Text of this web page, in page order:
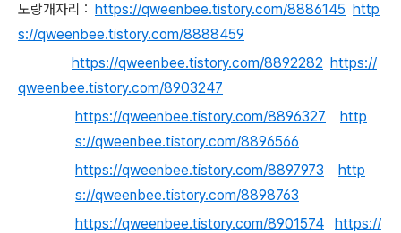
노랑개자리 : https://qweenbee.tistory.com/8886145 http
s://qweenbee.tistory.com/8888459
https://qweenbee.tistory.com/8892282 https://
qweenbee.tistory.com/8903247
https://qweenbee.tistory.com/8896327
http
s://qweenbee.tistory.com/8896566
https://qweenbee.tistory.com/8897973
http
s://qweenbee.tistory.com/8898763
https://qweenbee.tistory.com/8901574
https://